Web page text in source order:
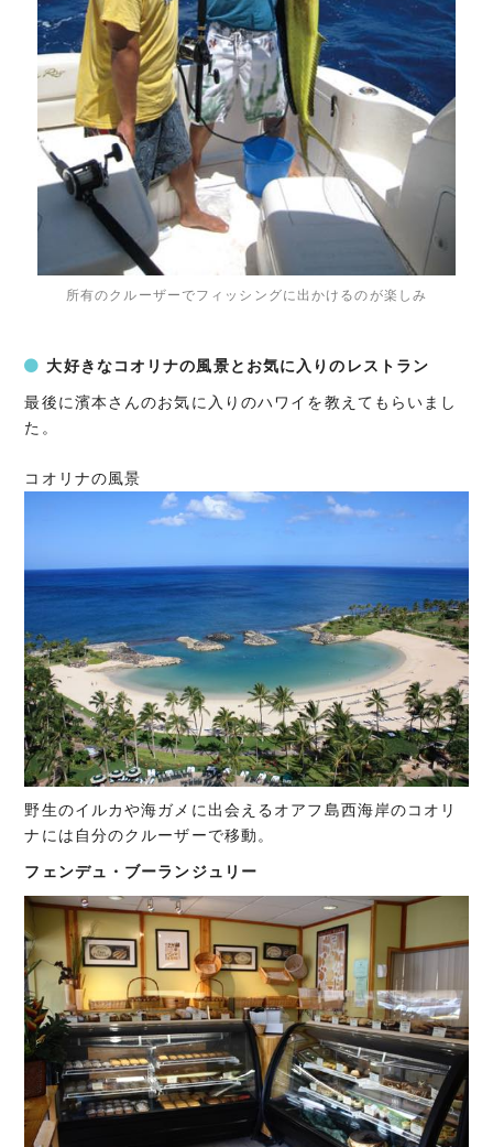
所有のクルーザーでフィッシングに出かけるのが楽しみ
大好きなコオリナの風景とお気に入りのレストラン
最後に濱本さんのお気に入りのハワイを教えてもらいまし
た。
コオリナの風景
野生のイルカや海ガメに出会えるオアフ島西海岸のコオリ
ナには自分のクルーザーで移動。
フェンデュ・ブーランジュリー